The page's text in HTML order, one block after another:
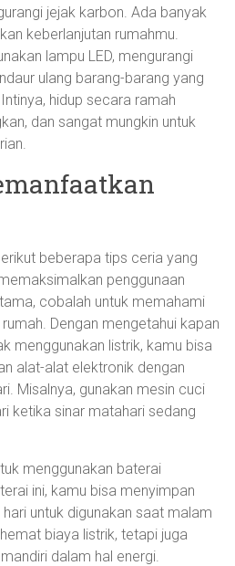
jejak karbon. Ada banyak
keberlanjutan rumahmu.
lampu LED, mengurangi
ulang barang-barang yang
hidup secara ramah
dan sangat mungkin untuk
beberapa tips ceria yang
penggunaan
cobalah untuk memahami
Dengan mengetahui kapan
menggunakan listrik, kamu bisa
alat-alat elektronik dengan
Misalnya, gunakan mesin cuci
ketika sinar matahari sedang
menggunakan baterai
ini, kamu bisa menyimpan
untuk digunakan saat malam
biaya listrik, tetapi juga
dalam hal energi.